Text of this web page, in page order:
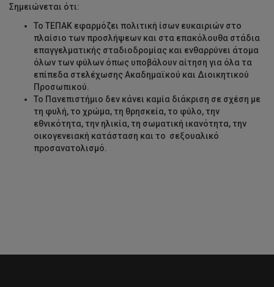
Σημειώνεται ότι:
Το ΤΕΠΑΚ εφαρμόζει πολιτική ίσων ευκαιριών στο
πλαίσιο των προσλήψεων και στα επακόλουθα στάδια
επαγγελματικής σταδιοδρομίας και ενθαρρύνει άτομα
όλων των φύλων όπως υποβάλουν αίτηση για όλα τα
επίπεδα στελέχωσης Ακαδημαϊκού και Διοικητικού
Προσωπικού.
Το Πανεπιστήμιο δεν κάνει καμία διάκριση σε σχέση με
τη φυλή, το χρώμα, τη θρησκεία, το φύλο, την
εθνικότητα, την ηλικία, τη σωματική ικανότητα, την
οικογενειακή κατάσταση και το σεξουαλικό
προσανατολισμό.